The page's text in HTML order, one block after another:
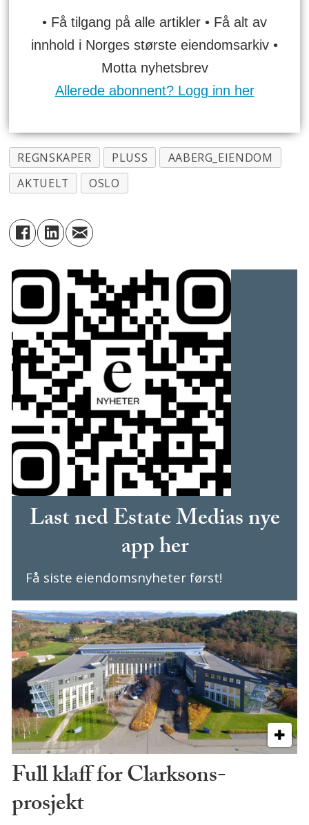
• Få tilgang på alle artikler • Få alt av
innhold i Norges største eiendomsarkiv •
Motta nyhetsbrev
Allerede abonnent? Logg inn her
REGNSKAPER PLUSS
AABERG_EIENDOM
AKTUELT
OSLO
Last ned Estate Medias nye
app her
Få siste eiendomsnyheter først!
Full klaff for Clarksons-
prosjekt